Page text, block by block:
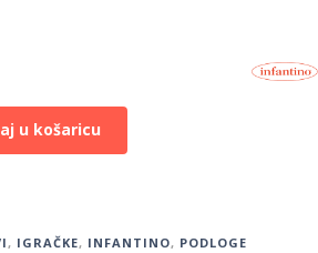
u košaricu
, IGRAČKE, INFANTINO, PODLOGE